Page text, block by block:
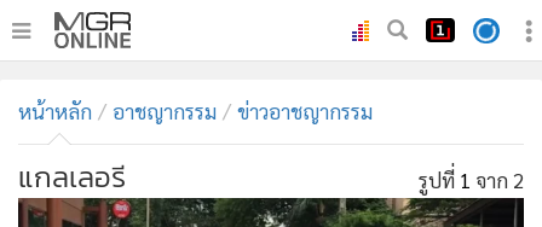
ทันเหตุการณ์
• ภาคใต้
• ภูมิภาค
หน้าหลัก อาชญากรรม ข่าวอาชญากรรม
แกลเลอรี รูปที่ 1 จาก 2